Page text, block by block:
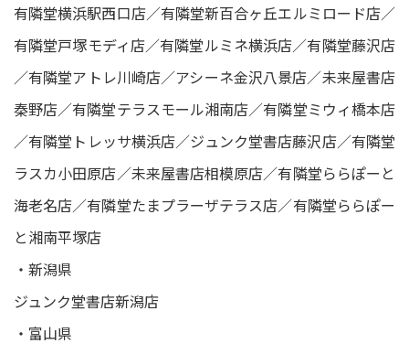
有隣堂横浜駅西口店／有隣堂新百合ヶ丘エルミロード店／
有隣堂戸塚モディ店／有隣堂ルミネ横浜店／有隣堂藤沢店
／有隣堂アトレ川崎店／アシーネ金沢八景店／未来屋書店
秦野店／有隣堂テラスモール湘南店／有隣堂ミウィ橋本店
／有隣堂トレッサ横浜店／ジュンク堂書店藤沢店／有隣堂
ラスカ小田原店／未来屋書店相模原店／有隣堂ららぽーと
海老名店／有隣堂たまプラーザテラス店／有隣堂ららぽー
と湘南平塚店
・新潟県
ジュンク堂書店新潟店
・富山県